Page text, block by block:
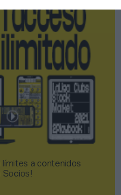
límites a contenidos
Socios!​​​​​​​